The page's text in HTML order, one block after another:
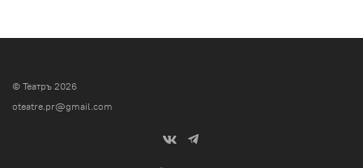
© Театръ 2026
oteatre.pr@gmail.com